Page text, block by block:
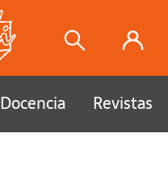
Docencia Revistas